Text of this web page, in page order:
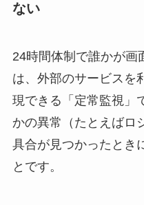
ない
24時間体制で誰かが画
は、外部のサービスを
現できる「定常監視」
かの異常（たとえばロ
具合が見つかったとき
とです。